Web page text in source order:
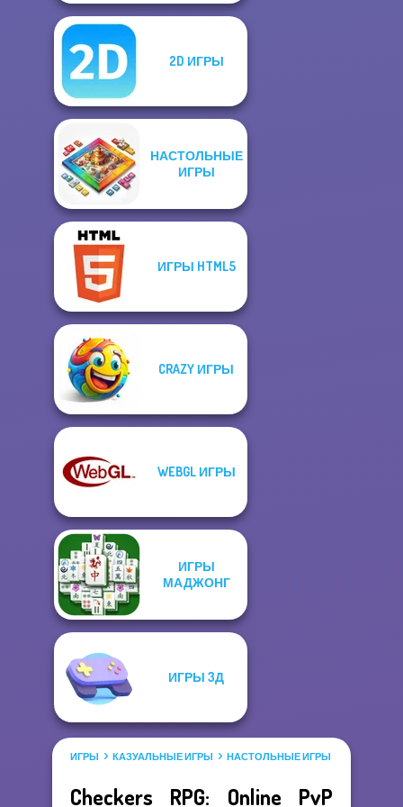
2D ИГРЫ
НАСТОЛЬНЫЕ
ИГРЫ
ИГРЫ HTML5
CRAZY ИГРЫ
WEBGL ИГРЫ
ИГРЫ
МАДЖОНГ
ИГРЫ 3Д
ИГРЫ КАЗУАЛЬНЫЕ ИГРЫ НАСТОЛЬНЫЕ ИГРЫ
Checkers RPG: Online PvP